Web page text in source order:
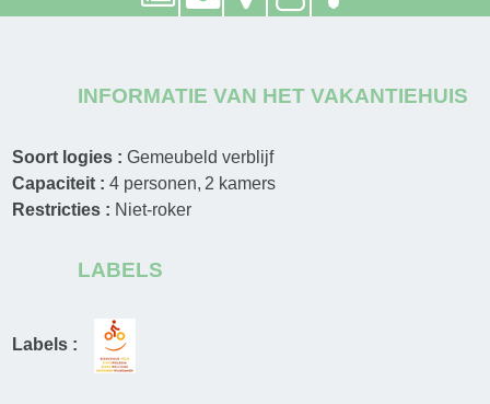
INFORMATIE VAN HET VAKANTIEHUIS
Soort logies :Gemeubeld verblijf
Capaciteit :4 personen 2 kamers
Restricties : Niet-roker
LABELS
Labels :